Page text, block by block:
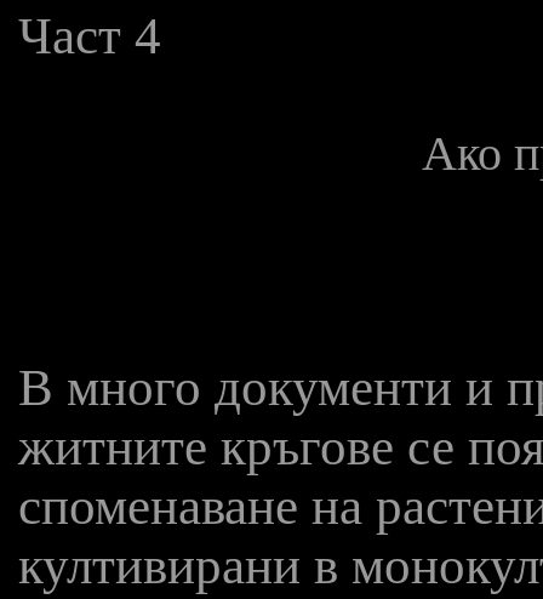
Част 4
Ако
В много документи и
житните кръгове се
споменаване на
култивирани в